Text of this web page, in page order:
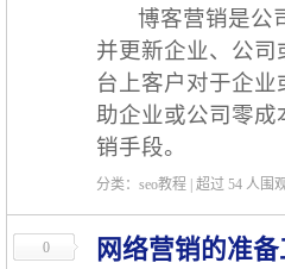
博客营销是公司
并更新企业、公
台上客户对于企
助企业或公司零成
销手段。
分类：seo教程 | 超过 54 人围
0 网络营销的准